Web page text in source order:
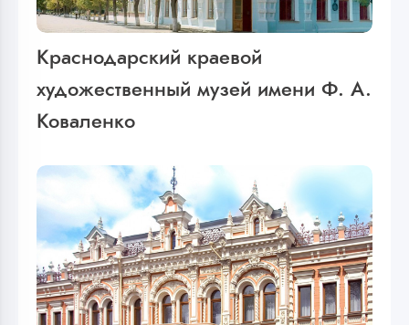
Краснодарский краевой
художественный музей имени Ф. А.
Коваленко